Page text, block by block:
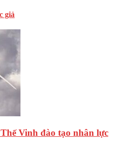
giả
Vinh đào tạo nhân lực